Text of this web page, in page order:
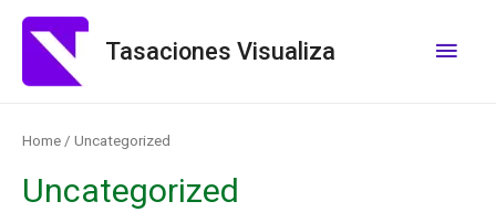
Tasaciones Visualiza
Home / Uncategorized
Uncategorized